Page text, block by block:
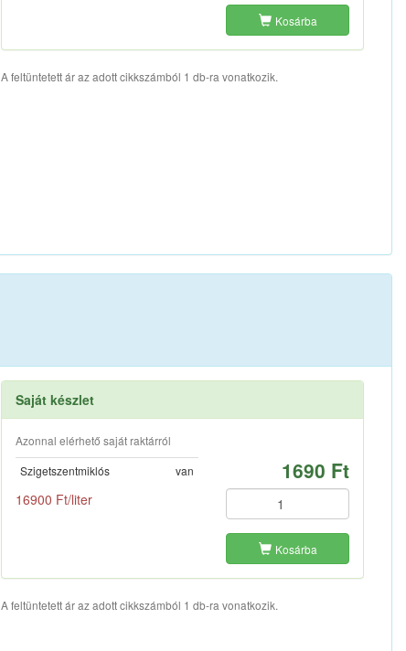
Kosárba
A feltüntetett ár az adott cikkszámból 1 db-ra vonatkozik.
Saját készlet
Azonnal elérhető saját raktárról
Szigetszentmiklós
van
16900 Ft/liter
1690 Ft
Kosárba
A feltüntetett ár az adott cikkszámból 1 db-ra vonatkozik.